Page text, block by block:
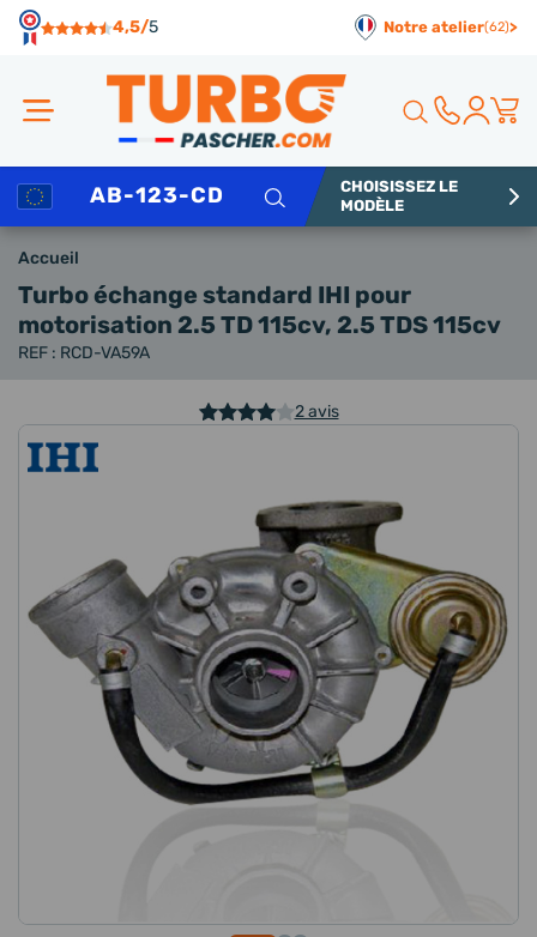
4,5/5 Notre atelier(62)>
Rechercher
CHOISISSEZ LE
MODÈLE
Accueil
Turbo échange standard IHI pour
motorisation 2.5 TD 115cv, 2.5 TDS 115cv
REF : RCD-VA59A
2 avis
Panneau de gestion des cookies